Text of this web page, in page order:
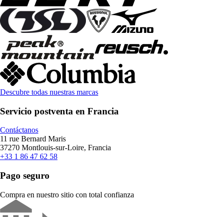
Descubre todas nuestras marcas
Servicio postventa en Francia
Contáctanos
11 rue Bernard Maris
37270 Montlouis-sur-Loire, Francia
+33 1 86 47 62 58
Pago seguro
Compra en nuestro sitio con total confianza